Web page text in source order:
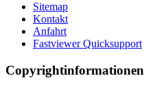
Sitemap
Kontakt
Anfahrt
Fastviewer Quicksupport
Copyrightinformationen